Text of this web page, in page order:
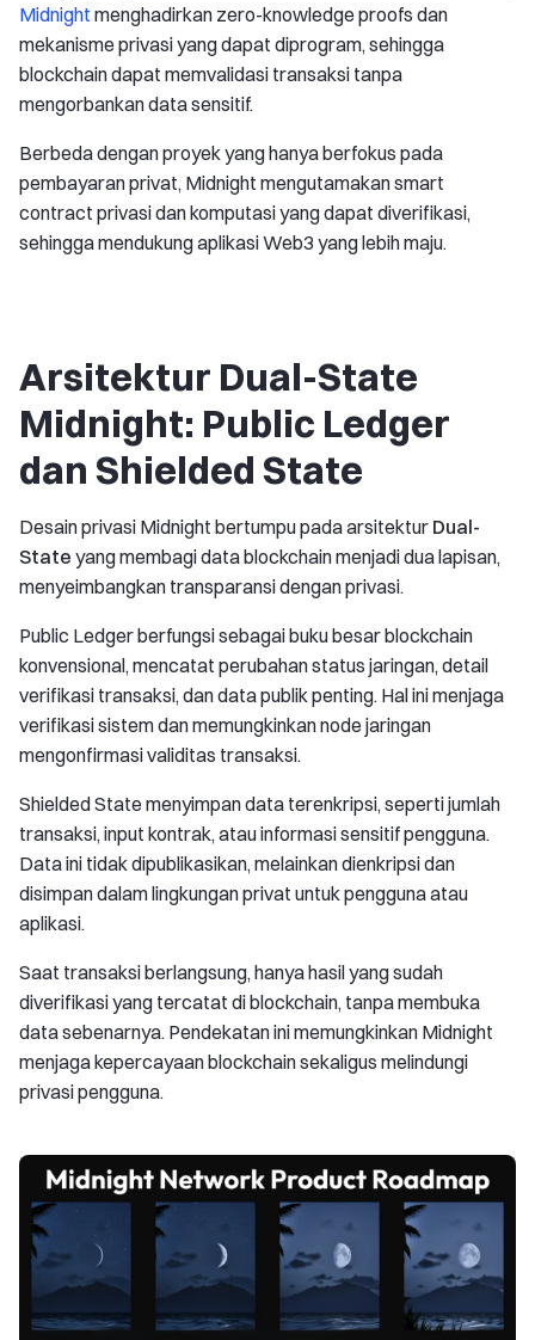
Midnight menghadirkan zero-knowledge proofs dan
mekanisme privasi yang dapat diprogram, sehingga
blockchain dapat memvalidasi transaksi tanpa
mengorbankan data sensitif.
Berbeda dengan proyek yang hanya berfokus pada
pembayaran privat, Midnight mengutamakan smart
contract privasi dan komputasi yang dapat diverifikasi,
sehingga mendukung aplikasi Web3 yang lebih maju.
Arsitektur Dual-State
Midnight: Public Ledger
dan Shielded State
Desain privasi Midnight bertumpu pada arsitektur Dual-
State yang membagi data blockchain menjadi dua lapisan,
menyeimbangkan transparansi dengan privasi.
Public Ledger berfungsi sebagai buku besar blockchain
konvensional, mencatat perubahan status jaringan, detail
verifikasi transaksi, dan data publik penting. Hal ini menjaga
verifikasi sistem dan memungkinkan node jaringan
mengonfirmasi validitas transaksi.
Shielded State menyimpan data terenkripsi, seperti jumlah
transaksi, input kontrak, atau informasi sensitif pengguna.
Data ini tidak dipublikasikan, melainkan dienkripsi dan
disimpan dalam lingkungan privat untuk pengguna atau
aplikasi.
Saat transaksi berlangsung, hanya hasil yang sudah
diverifikasi yang tercatat di blockchain, tanpa membuka
data sebenarnya. Pendekatan ini memungkinkan Midnight
menjaga kepercayaan blockchain sekaligus melindungi
privasi pengguna.